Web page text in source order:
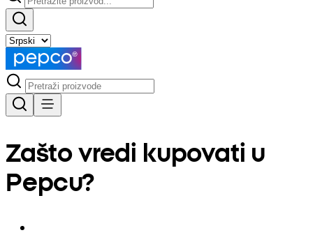
Zašto vredi kupovati u
Pepcu?